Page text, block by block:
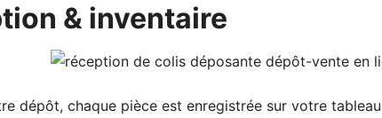
& inventaire
dépôt, chaque pièce est enregistrée sur votre